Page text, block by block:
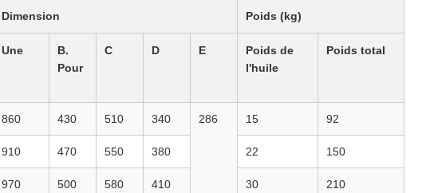
Dimension Poids (kg)
Une
B.
Pour
C D E
Poids de
l'huile
Poids total
860 430 510 340 286 15 92
910 470 550 380 22 150
970 500 580 410 30 210